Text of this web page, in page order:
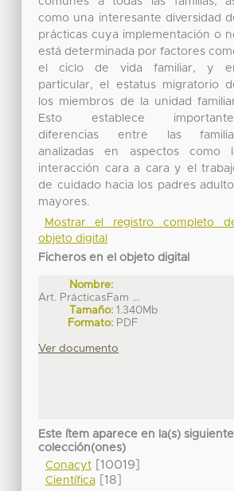
como una interesante diversidad
prácticas cuya implementación o
está determinada por factores
el ciclo de vida familiar, y
particular, el estatus migratorio
los miembros de la unidad
Esto establece
diferencias entre las
analizadas en aspectos como
interacción cara a cara y el
de cuidado hacia los padres
mayores.
Mostrar el registro completo
objeto digital
Ficheros en el objeto digital
Nombre:
Art. PrácticasFam ...
Tamaño: 1.340Mb
Formato: PDF
Ver documento
Este ítem aparece en la(s)
colección(ones)
Conacyt[10019]
Científica[18]